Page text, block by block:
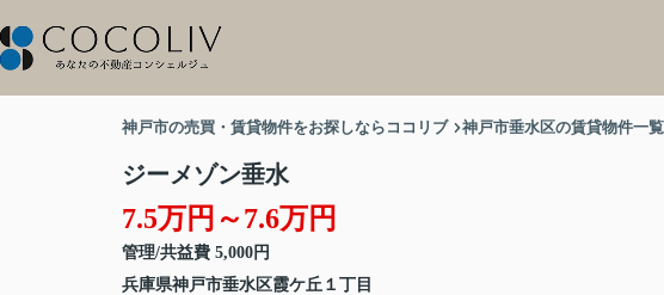
神戸市の売買・賃貸物件をお探しならココリブ 神戸市垂水区の賃貸物件一覧
ジーメゾン垂水
7.5万円～7.6万円
管理/共益費 5,000円
兵庫県神戸市垂水区霞ケ丘 １丁目